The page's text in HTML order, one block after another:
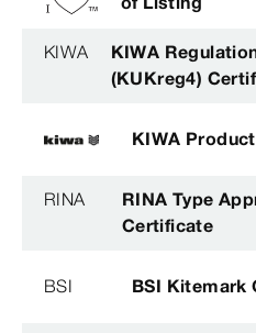
KIWA
KIWA
(KUKreg4)
KIWA
RINA
RINA Type
Certificate
BSI BSI Kitemark